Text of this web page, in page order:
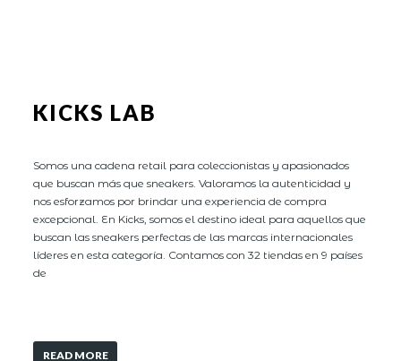
KICKS LAB
Somos una cadena retail para coleccionistas y apasionados
que buscan más que sneakers. Valoramos la autenticidad y
nos esforzamos por brindar una experiencia de compra
excepcional. En Kicks, somos el destino ideal para aquellos que
buscan las sneakers perfectas de las marcas internacionales
líderes en esta categoría. Contamos con 32 tiendas en 9 países
de
READ MORE